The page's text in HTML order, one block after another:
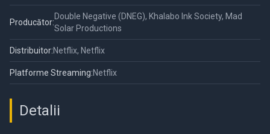
Producător:
Double Negative (DNEG), Khalabo Ink Society, Mad
Solar Productions
Distribuitor:Netflix, Netflix
Platforme Streaming:Netflix
Detalii